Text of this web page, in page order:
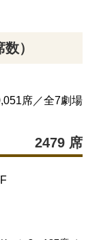
）
席／全7劇場
2479 席